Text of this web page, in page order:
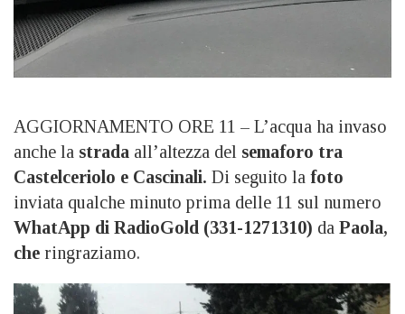
AGGIORNAMENTO ORE 11 – L’acqua ha invaso
anche la strada all’altezza del semaforo tra
Castelceriolo e Cascinali. Di seguito la foto
inviata qualche minuto prima delle 11 sul numero
WhatApp di RadioGold (331-1271310) da Paola,
che ringraziamo.